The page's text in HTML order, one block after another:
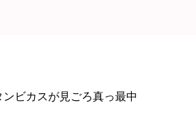
ビカスが見ごろ真っ最中